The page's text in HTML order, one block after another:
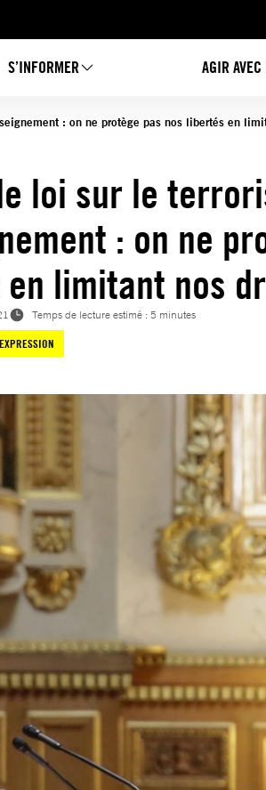
S’INFORMER AGIR AVEC
: on ne protège pas nos libertés en
loi sur le
: on ne
limitant nos
Temps de lecture estimé : 5 minutes